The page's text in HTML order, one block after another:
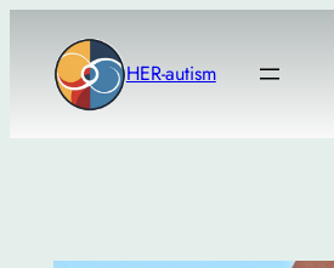
περιεχόμενο
HER-autism